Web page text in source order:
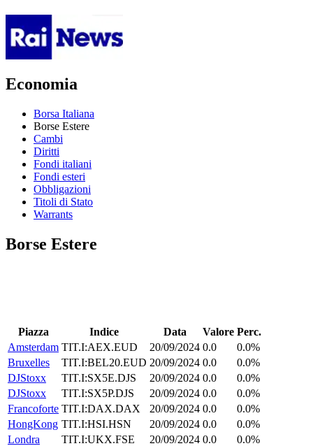
Economia
Borsa Italiana
Borse Estere
Cambi
Diritti
Fondi italiani
Fondi esteri
Obbligazioni
Titoli di Stato
Warrants
Borse Estere
Piazza Indice Data Valore Perc.
Amsterdam TIT.I:AEX.EUD 20/09/2024 0.0
0.0%
Bruxelles
TIT.I:BEL20.EUD 20/09/2024 0.0
0.0%
DJStoxx
TIT.I:SX5E.DJS 20/09/2024 0.0
0.0%
DJStoxx
TIT.I:SX5P.DJS 20/09/2024 0.0
0.0%
Francoforte TIT.I:DAX.DAX 20/09/2024 0.0
0.0%
HongKong TIT.I:HSI.HSN 20/09/2024 0.0
0.0%
Londra
TIT.I:UKX.FSE 20/09/2024 0.0
0.0%